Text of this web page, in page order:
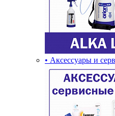
• Аксессуары и